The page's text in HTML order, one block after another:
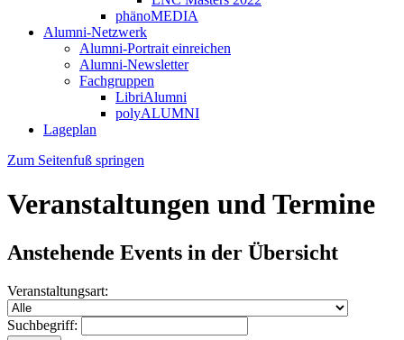
phänoMEDIA
Alumni-Netzwerk
Alumni-Portrait einreichen
Alumni-Newsletter
Fachgruppen
LibriAlumni
polyALUMNI
Lageplan
Zum Seitenfuß springen
Veranstaltungen und Termine
Anstehende Events in der Übersicht
Veranstaltungsart:
Suchbegriff: